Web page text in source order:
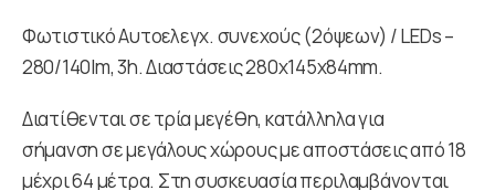
Φωτιστικό Αυτοελεγχ. συνεχούς (2όψεων) / LEDs –
280/140lm, 3h. Διαστάσεις 280x145x84mm.
Διατίθενται σε τρία μεγέθη, κατάλληλα για
σήμανση σε μεγάλους χώρους με αποστάσεις από 18
μέχρι 64 μέτρα. Στη συσκευασία περιλαμβάνονται